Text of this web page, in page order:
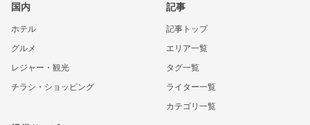
国内
ホテル
グルメ
レジャー・観光
チラシ・ショッピング
記事
記事トップ
エリア一覧
タグ一覧
ライター一覧
カテゴリ一覧